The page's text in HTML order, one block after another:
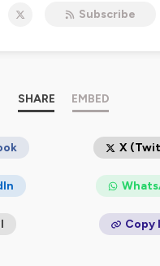
?”
en partenariat avec
plus d'informations.
Subscribe
SHARE EMBED
X
Copy